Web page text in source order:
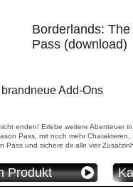
Borderlands:
Pass (download)
Add-Ons
enden! Erlebe weitere Abenteuer
Pass, mit noch mehr
Pass und sichere dir alle vier
Produkt